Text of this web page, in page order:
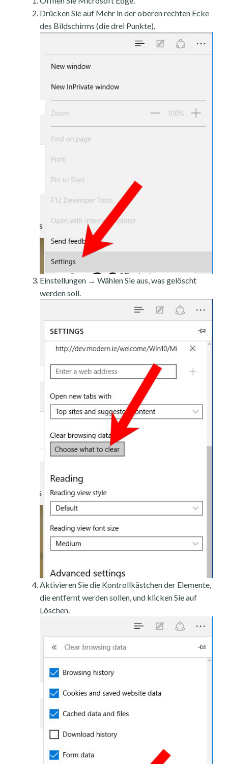
Drücken Sie auf Mehr in der oberen rechten Ecke
des Bildschirms (die drei Punkte).
Einstellungen → Wählen Sie aus, was gelöscht
werden soll.
Aktivieren Sie die Kontrollkästchen der Elemente,
die entfernt werden sollen, und klicken Sie auf
Löschen.